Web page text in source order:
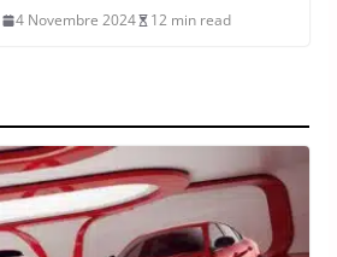
4 Novembre 2024 12 min read